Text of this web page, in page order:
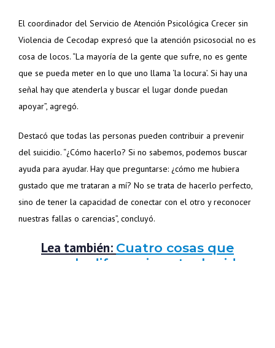
El coordinador del Servicio de Atención Psicológica Crecer sin
Violencia de Cecodap expresó que la atención psicosocial no es
cosa de locos. “La mayoría de la gente que sufre, no es gente
que se pueda meter en lo que uno llama ‘la locura’. Si hay una
señal hay que atenderla y buscar el lugar donde puedan
apoyar”, agregó.
Destacó que todas las personas pueden contribuir a prevenir
del suicidio. “¿Cómo hacerlo? Si no sabemos, podemos buscar
ayuda para ayudar. Hay que preguntarse: ¿cómo me hubiera
gustado que me trataran a mí? No se trata de hacerlo perfecto,
sino de tener la capacidad de conectar con el otro y reconocer
nuestras fallas o carencias”, concluyó.
Lea también: Cuatro cosas que
marcan la diferencia entre la vida y